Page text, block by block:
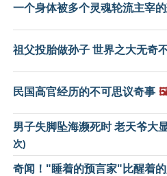
一个身体被多个灵魂轮流主宰
祖父投胎做孙子 世界之大无奇
民国高官经历的不可思议奇事
男子失脚坠海濒死时 老天爷大
次)
奇闻！"睡着的预言家"比醒着